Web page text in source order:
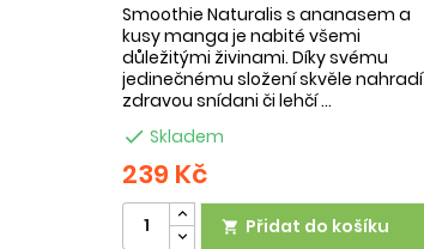
Smoothie Naturalis s ananasem a
kusy manga je nabité všemi
důležitými živinami. Díky svému
jedinečnému složení skvěle nahradí
zdravou snídani či lehčí ...
 Skladem
239 Kč
 Přidat do košíku